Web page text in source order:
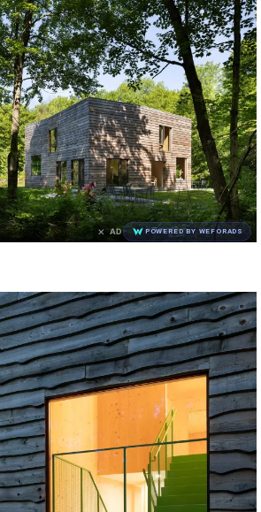
× AD POWERED BY WEFORADS